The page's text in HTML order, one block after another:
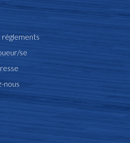
se
nous